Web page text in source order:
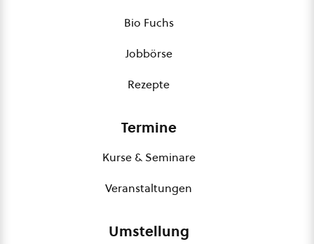
Bio Fuchs
Jobbörse
Rezepte
Termine
Kurse & Seminare
Veranstaltungen
Umstellung